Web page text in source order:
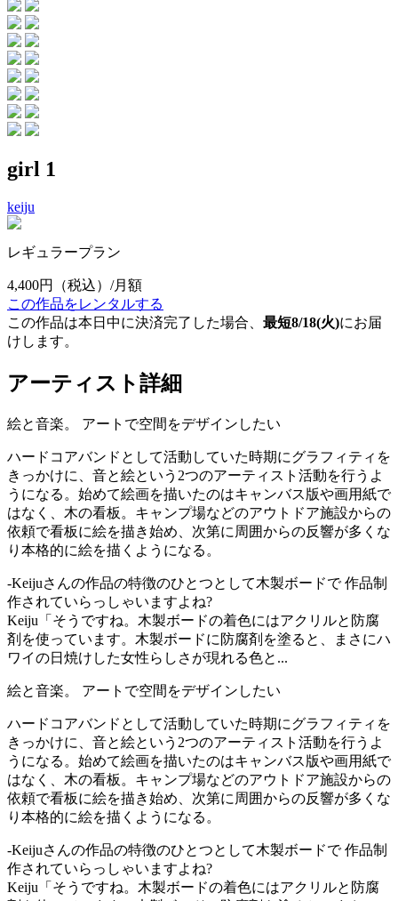
girl 1
keiju
レギュラープラン
4,400円
（税込）/月額
この作品をレンタルする
この作品は本日中に決済完了した場合、 最短8/18(火)にお届
けします。
アーティスト詳細
絵と音楽。 アートで空間をデザインしたい
ハードコアバンドとして活動していた時期にグラフィティを
きっかけに、音と絵という2つのアーティスト活動を行うよ
うになる。始めて絵画を描いたのはキャンバス版や画用紙で
はなく、木の看板。キャンプ場などのアウトドア施設からの
依頼で看板に絵を描き始め、次第に周囲からの反響が多くな
り本格的に絵を描くようになる。
-Keijuさんの作品の特徴のひとつとして木製ボードで 作品制
作されていらっしゃいますよね?
Keiju「そうですね。木製ボードの着色にはアクリルと防腐
剤を使っています。木製ボードに防腐剤を塗ると、まさにハ
ワイの日焼けした女性らしさが現れる色と...
絵と音楽。 アートで空間をデザインしたい
ハードコアバンドとして活動していた時期にグラフィティを
きっかけに、音と絵という2つのアーティスト活動を行うよ
うになる。始めて絵画を描いたのはキャンバス版や画用紙で
はなく、木の看板。キャンプ場などのアウトドア施設からの
依頼で看板に絵を描き始め、次第に周囲からの反響が多くな
り本格的に絵を描くようになる。
-Keijuさんの作品の特徴のひとつとして木製ボードで 作品制
作されていらっしゃいますよね?
Keiju「そうですね。木製ボードの着色にはアクリルと防腐